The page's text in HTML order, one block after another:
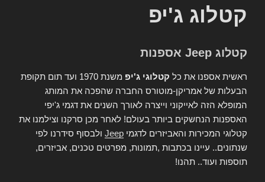
קטלוג ג'יפ
קטלוג Jeep אספנות
ראשית אספנו את כל קטלוגי ג'יפ
משנת 1970 ועד תום תקופת
הבעלות של אמריקן-מוטורס החברה שהפכה את המותג
המופלא הזה לאייקוני וייצרה לאורך השנים את דגמי ג'יפי
האספנות הנחשקים ביותר בעולם! לאחר מכן סרקנו וצילמנו את
קטלוגי המכירות והאביזרים לדגמי Jeep ולבסוף סידרנו לפי
שנתונים.. עיינו בכתבות ,תמונות, מפרטים טכנים, אביזרים,
תוספות ועוד.. תהנו!